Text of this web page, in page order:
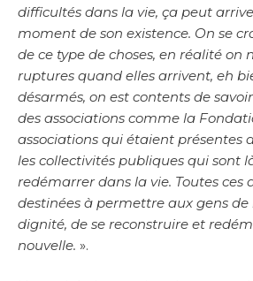
difficultés dans la vie, ça peut
moment de son existence. On se
de ce type de choses, en réalité on
ruptures quand elles arrivent, eh
désarmés, on est contents de savoir
des associations comme la
associations qui étaient présentes
les collectivités publiques qui sont
redémarrer dans la vie. Toutes ces
destinées à permettre aux gens
dignité, de se reconstruire et
nouvelle. ».